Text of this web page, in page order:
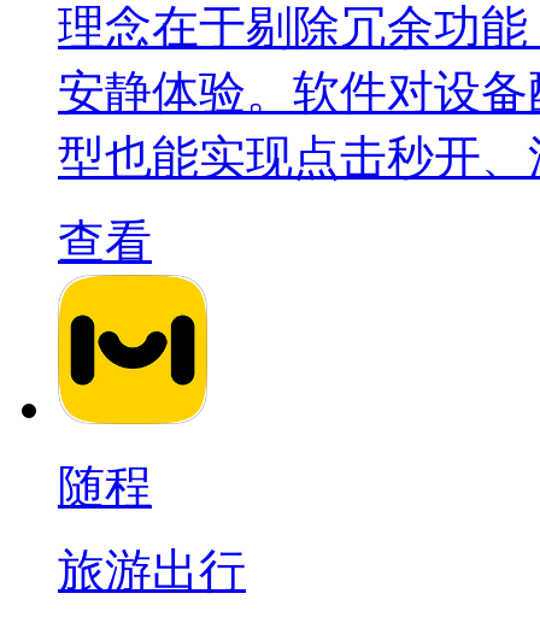
理念在于剔除冗余功
安静体验。软件对设
型也能实现点击秒开
查看
随程
旅游出行